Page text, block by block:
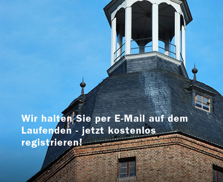
Wir halten Sie per E-Mail auf dem
Laufenden - jetzt kostenlos
registrieren!